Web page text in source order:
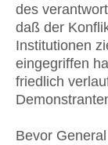
des
daß der
Institutionen
eingegriffen
friedlich
Bevor